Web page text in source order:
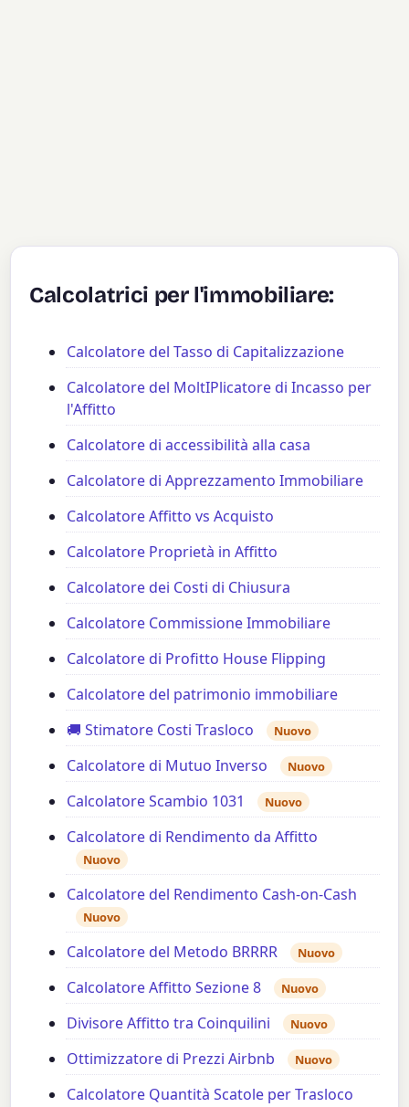
Calcolatrici per l'immobiliare:
Calcolatore del Tasso di Capitalizzazione
Calcolatore del MoltIPlicatore di Incasso per
l'Affitto
Calcolatore di accessibilità alla casa
Calcolatore di Apprezzamento Immobiliare
Calcolatore Affitto vs Acquisto
Calcolatore Proprietà in Affitto
Calcolatore dei Costi di Chiusura
Calcolatore Commissione Immobiliare
Calcolatore di Profitto House Flipping
Calcolatore del patrimonio immobiliare
🚚 Stimatore Costi Trasloco
Nuovo
Calcolatore di Mutuo Inverso Nuovo
Calcolatore Scambio 1031 Nuovo
Calcolatore di Rendimento da Affitto
Nuovo
Calcolatore del Rendimento Cash-on-Cash
Nuovo
Calcolatore del Metodo BRRRR Nuovo
Calcolatore Affitto Sezione 8 Nuovo
Divisore Affitto tra Coinquilini Nuovo
Ottimizzatore di Prezzi Airbnb Nuovo
Calcolatore Quantità Scatole per Trasloco